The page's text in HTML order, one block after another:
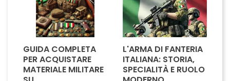
GUIDA COMPLETA
PER ACQUISTARE
MATERIALE MILITARE
L'ARMA DI FANTERIA
ITALIANA: STORIA,
SPECIALITÀ E RUOLO